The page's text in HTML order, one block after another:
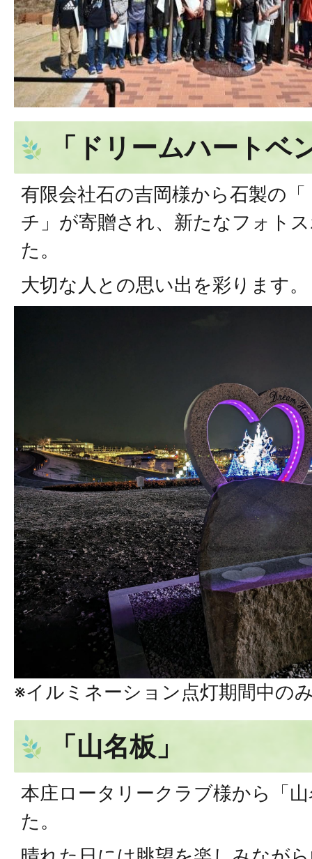
「ドリームハートベ
有限会社石の吉岡様から石製の
チ」が寄贈され、新たなフォト
た。
大切な人との思い出を彩ります。
※イルミネーション点灯期間中の
「山名板」
本庄ロータリークラブ様から「
た。